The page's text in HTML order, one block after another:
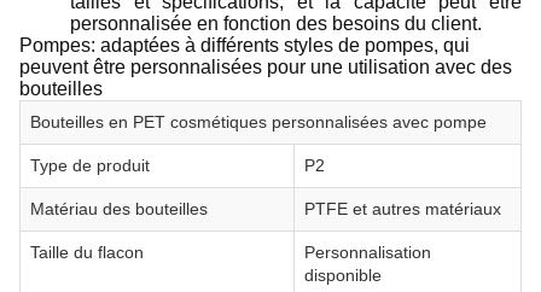
personnalisée en fonction des besoins du client.
Pompes: adaptées à différents styles de pompes, qui
peuvent être personnalisées pour une utilisation avec des
bouteilles
Bouteilles en PET cosmétiques personnalisées avec pompe
Type de produit P2
Matériau des bouteilles PTFE et autres matériaux
Taille du flacon
Personnalisation
disponible